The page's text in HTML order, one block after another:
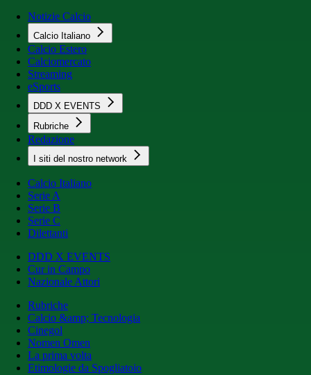
Notizie Calcio
Calcio Italiano
Calcio Estero
Calciomercato
Streaming
eSports
DDD X EVENTS
Rubriche
Redazione
I siti del nostro network
Calcio Italiano
Serie A
Serie B
Serie C
Dilettanti
DDD X EVENTS
Cur in Campo
Nazionale Attori
Rubriche
Calcio &amp; Tecnologia
Cinegol
Nomen Omen
La prima volta
Etimologie da Spogliatoio